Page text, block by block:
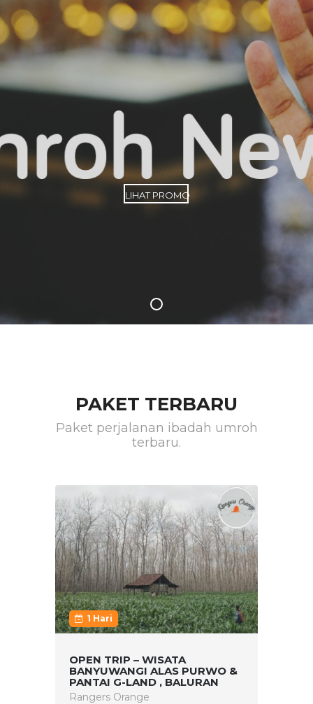
LIHAT PROMO
PAKET TERBARU
Paket perjalanan ibadah umroh
terbaru.
1 Hari
OPEN TRIP – WISATA
BANYUWANGI ALAS PURWO &
PANTAI G-LAND , BALURAN
Rangers Orange